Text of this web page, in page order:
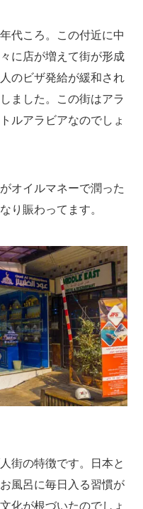
代ころ。この付近に中
に店が増えて街が形成
のビザ発給が緩和され
ました。この街はアラ
ルアラビアなのでしょ
オイルマネーで潤った
り賑わってます。
街の特徴です。日本と
風呂に毎日入る習慣が
化が根づいたのでしょ